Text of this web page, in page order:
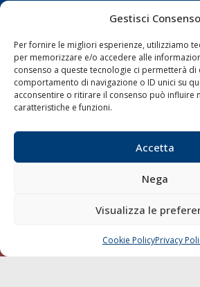
Gestisci Consenso
Per fornire le migliori esperienze, utilizziamo
per memorizzare e/o accedere alle
consenso a queste tecnologie ci permetterà
comportamento di navigazione o ID unici su
acconsentire o ritirare il consenso può influire
caratteristiche e funzioni.
Accetta
Nega
Visualizza le
Cookie PolicyPrivacy
LINK
Shipping
Porti/Interporti
Trasporti
Compagnie di
Blue economy
Diporto
Contatti
CHIAMA